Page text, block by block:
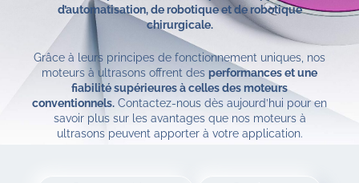
d’automatisation, de robotique et de robotique
chirurgicale.
Grâce à leurs principes de fonctionnement uniques, nos
moteurs à ultrasons offrent des performances et une
fiabilité supérieures à celles des moteurs
conventionnels. Contactez-nous dès aujourd’hui pour en
savoir plus sur les avantages que nos moteurs à
ultrasons peuvent apporter à votre application.